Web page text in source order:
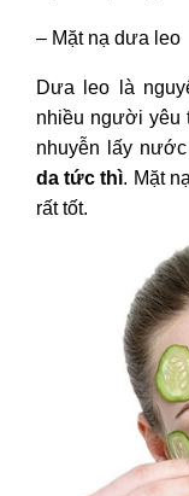
– Mặt nạ dưa leo
Dưa leo là
nhiều người yêu
nhuyễn lấy
da tức thì. Mặt
rất tốt.